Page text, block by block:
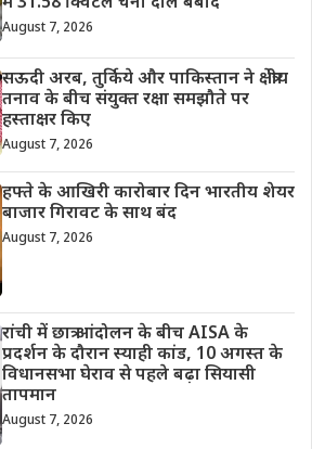
August 7, 2026
सऊदी अरब, तुर्किये और पाकिस्तान ने क्षेत्रीय
तनाव के बीच संयुक्त रक्षा समझौते पर
हस्ताक्षर किए
August 7, 2026
हफ्ते के आखिरी कारोबार दिन भारतीय शेयर
बाजार गिरावट के साथ बंद
August 7, 2026
रांची में छात्र आंदोलन के बीच AISA के
प्रदर्शन के दौरान स्याही कांड, 10 अगस्त के
विधानसभा घेराव से पहले बढ़ा सियासी
तापमान
August 7, 2026